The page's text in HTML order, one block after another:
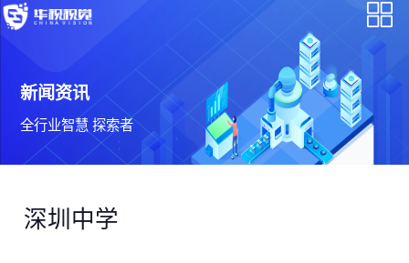
新闻资讯
全行业智慧 探索者
深圳中学